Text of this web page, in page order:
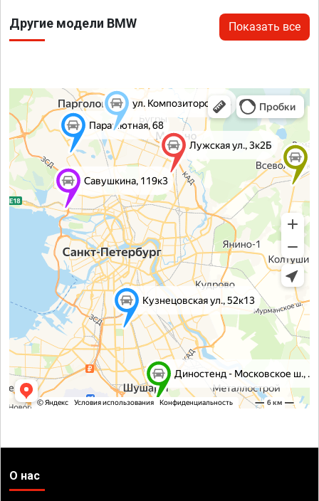
Другие модели BMW Показать все
О нас